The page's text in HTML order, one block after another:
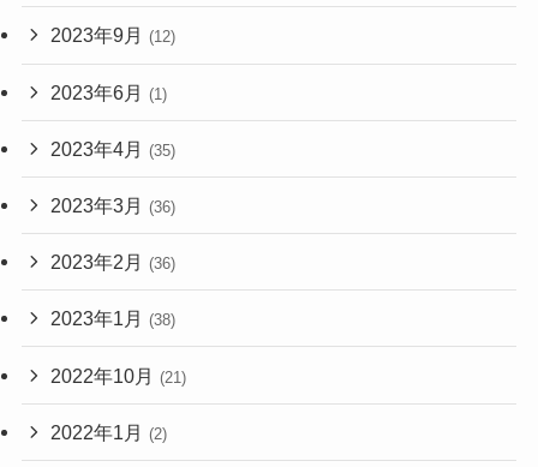
2023年9月 (12)
2023年6月 (1)
2023年4月 (35)
2023年3月 (36)
2023年2月 (36)
2023年1月 (38)
2022年10月 (21)
2022年1月 (2)